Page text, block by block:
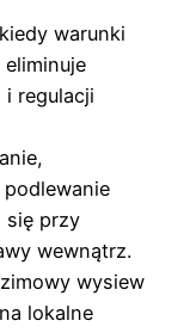
warunki
regulacji
się przy
wewnątrz.
wysiew
lokalne